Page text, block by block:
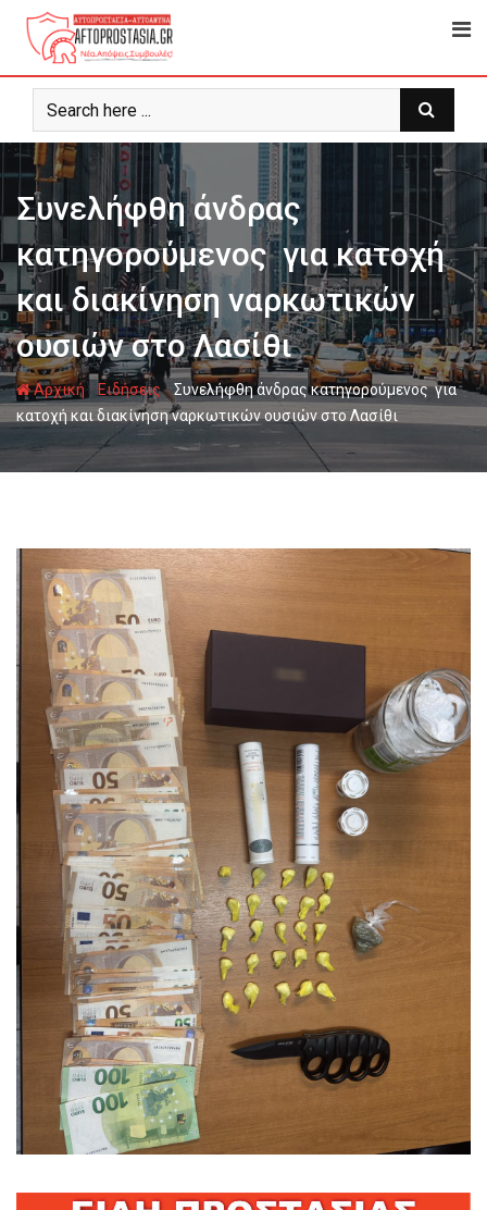
Ψάχνω
για...
Συνελήφθη άνδρας
κατηγορούμενος για κατοχή
και διακίνηση ναρκωτικών
ουσιών στο Λασίθι
Αρχική-Ειδήσεις-Συνελήφθη άνδρας κατηγορούμενος για
κατοχή και διακίνηση ναρκωτικών ουσιών στο Λασίθι